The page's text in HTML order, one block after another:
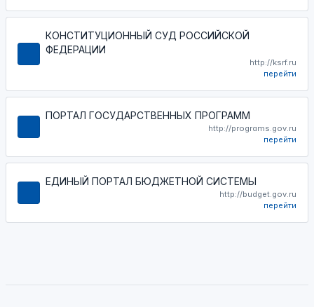
КОНСТИТУЦИОННЫЙ СУД РОССИЙСКОЙ
ФЕДЕРАЦИИ
http://ksrf.ru
перейти
ПОРТАЛ ГОСУДАРСТВЕННЫХ ПРОГРАММ
http://programs.gov.ru
перейти
ЕДИНЫЙ ПОРТАЛ БЮДЖЕТНОЙ СИСТЕМЫ
http://budget.gov.ru
перейти